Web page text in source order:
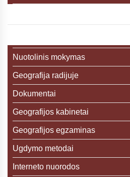
Nuotolinis mokymas
Geografija radijuje
Dokumentai
Geografijos kabinetai
Geografijos egzaminas
Ugdymo metodai
Interneto nuorodos